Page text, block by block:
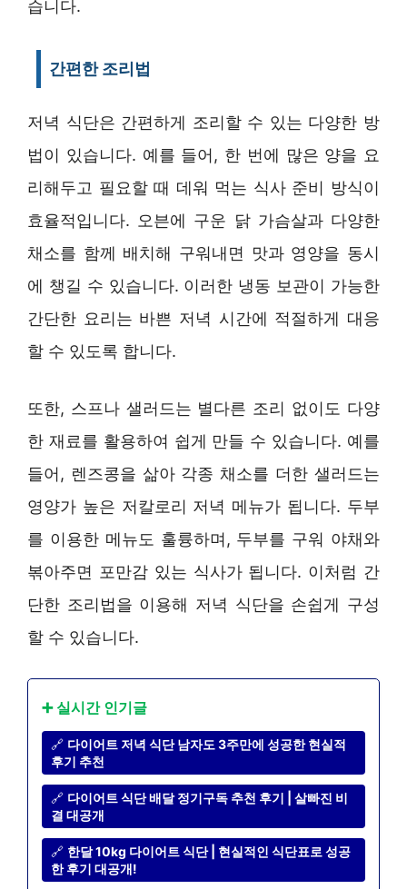
습니다.
간편한 조리법
저녁 식단은 간편하게 조리할 수 있는 다양한 방
법이 있습니다. 예를 들어, 한 번에 많은 양을 요
리해두고 필요할 때 데워 먹는 식사 준비 방식이
효율적입니다. 오븐에 구운 닭 가슴살과 다양한
채소를 함께 배치해 구워내면 맛과 영양을 동시
에 챙길 수 있습니다. 이러한 냉동 보관이 가능한
간단한 요리는 바쁜 저녁 시간에 적절하게 대응
할 수 있도록 합니다.
또한, 스프나 샐러드는 별다른 조리 없이도 다양
한 재료를 활용하여 쉽게 만들 수 있습니다. 예를
들어, 렌즈콩을 삶아 각종 채소를 더한 샐러드는
영양가 높은 저칼로리 저녁 메뉴가 됩니다. 두부
를 이용한 메뉴도 훌륭하며, 두부를 구워 야채와
볶아주면 포만감 있는 식사가 됩니다. 이처럼 간
단한 조리법을 이용해 저녁 식단을 손쉽게 구성
할 수 있습니다.
➕ 실시간 인기글
🔗 다이어트 저녁 식단 남자도 3주만에 성공한 현실적
후기 추천
🔗 다이어트 식단 배달 정기구독 추천 후기 | 살빠진 비
결 대공개
🔗 한달 10kg 다이어트 식단 | 현실적인 식단표로 성공
한 후기 대공개!